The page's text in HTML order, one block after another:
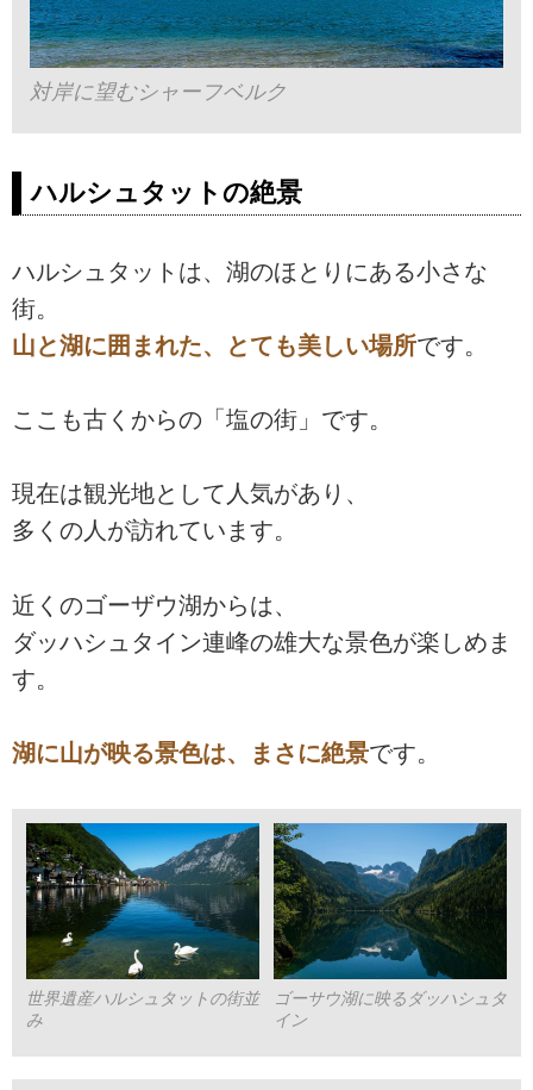
対岸に望むシャーフベルク
ハルシュタットの絶景
ハルシュタットは、湖のほとりにある小さな
街。
山と湖に囲まれた、とても美しい場所です。
ここも古くからの「塩の街」です。
現在は観光地として人気があり、
多くの人が訪れています。
近くのゴーザウ湖からは、
ダッハシュタイン連峰の雄大な景色が楽しめま
す。
湖に山が映る景色は、まさに絶景です。
世界遺産ハルシュタットの街並
み
ゴーサウ湖に映るダッハシュタ
イン